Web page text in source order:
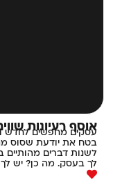
אוסף רעיונות
עסקים מחפשים לחדש
בטח את יודעת שסוס
לשנות דברים
לך בעסק. מה כן? יש לך כאן 37 רעיונות לחידוש